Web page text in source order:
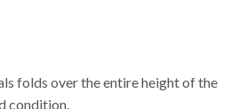
folds over the entire height of the
condition.